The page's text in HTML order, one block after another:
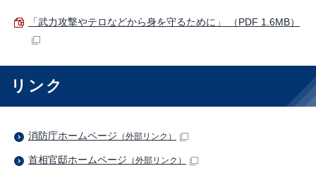
「武力攻撃やテロなどから身を守るために」 （PDF 1.6MB）
リンク
消防庁ホームページ （外部リンク）
首相官邸ホームページ （外部リンク）